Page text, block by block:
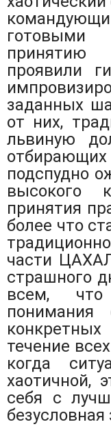
проявили
заданных
от них,
львиную
подспудно
высокого
принятия
более что
части
страшного
всем, что
понимания
течение
когда
хаотичной,
себя с